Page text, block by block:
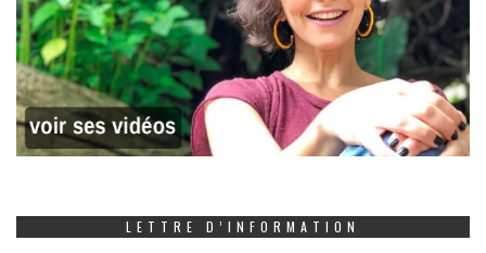
LETTRE D’INFORMATION